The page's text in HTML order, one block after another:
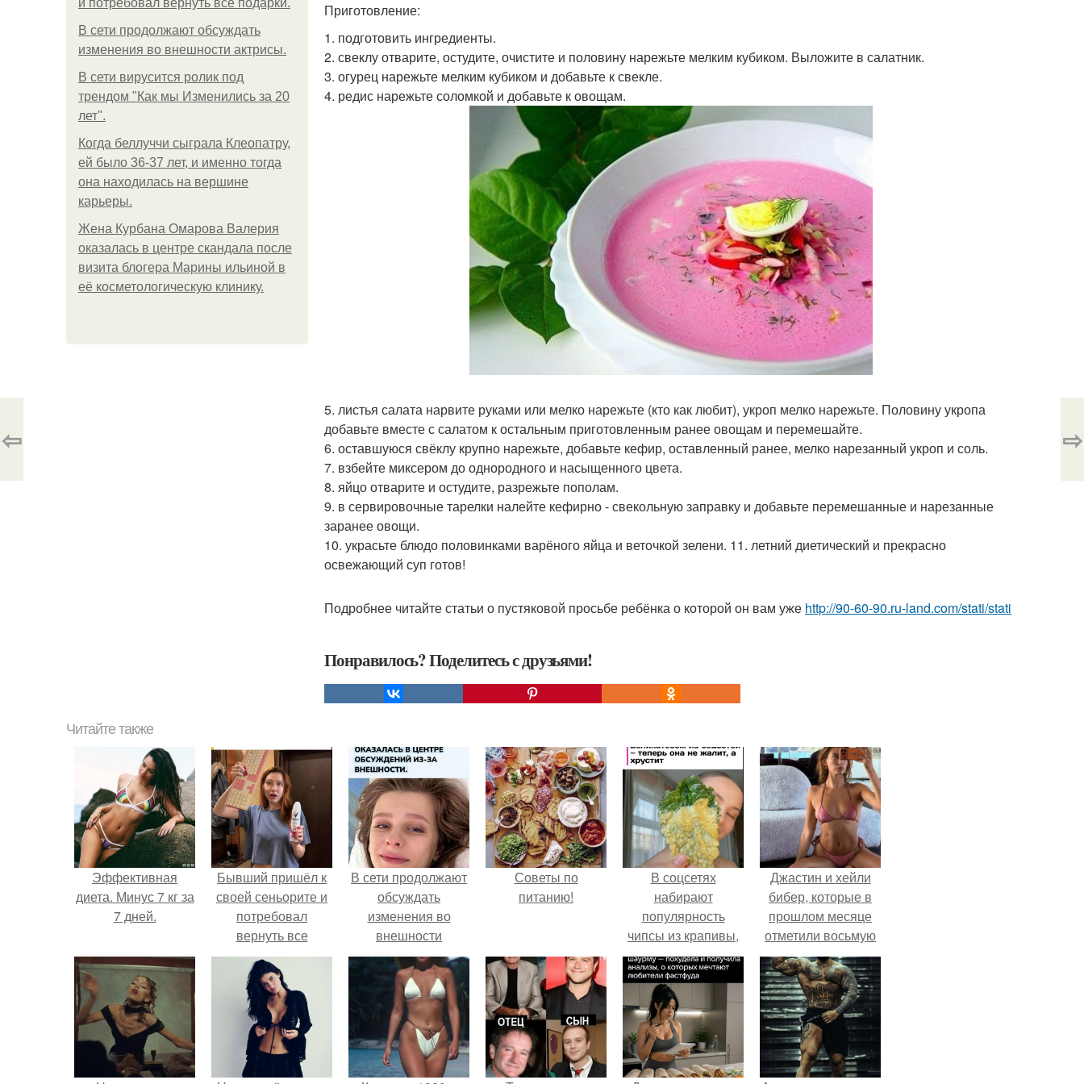
и потребовал вернуть все подарки.
В сети продолжают обсуждать
изменения во внешности актрисы.
В сети вирусится ролик под
трендом "Как мы Изменились за 20
лет".
Когда беллуччи сыграла Клеопатру,
ей было 36-37 лет, и именно тогда
она находилась на вершине
карьеры.
Жена Курбана Омарова Валерия
оказалась в центре скандала после
визита блогера Марины ильиной в
её косметологическую клинику.
Приготовление:
1. подготовить ингредиенты.
2. свеклу отварите, остудите, очистите и половину нарежьте мелким кубиком. Выложите в салатник.
3. огурец нарежьте мелким кубиком и добавьте к свекле.
4. редис нарежьте соломкой и добавьте к овощам.
5. листья салата нарвите руками или мелко нарежьте (кто как любит), укроп мелко нарежьте. Половину укропа
добавьте вместе с салатом к остальным приготовленным ранее овощам и перемешайте.
6. оставшуюся свёклу крупно нарежьте, добавьте кефир, оставленный ранее, мелко нарезанный укроп и соль.
7. взбейте миксером до однородного и насыщенного цвета.
8. яйцо отварите и остудите, разрежьте пополам.
9. в сервировочные тарелки налейте кефирно - свекольную заправку и добавьте перемешанные и нарезанные
заранее овощи.
10. украсьте блюдо половинками варёного яйца и веточкой зелени. 11. летний диетический и прекрасно
освежающий суп готов!
Подробнее читайте статьи о пустяковой просьбе ребёнка о которой он вам уже http://90-60-90.ru-land.com/stati/stati
Понравилось? Поделитесь с друзьями!
⇦ ⇨
Читайте также
Эффективная
диета. Минус 7 кг за
7 дней.
Бывший пришёл к
своей сеньорите и
потребовал
вернуть все
подарки.
В сети продолжают
обсуждать
изменения во
внешности
актрисы.
Советы по
питанию!
В соцсетях
набирают
популярность
чипсы из крапивы,
которые
пользователи в
комментариях
называют
неожиданно
вкусными.
Джастин и хейли
бибер, которые в
прошлом месяце
отметили восьмую
годовщину
помолвки, показали
новые фото с
совместного
отдыха.